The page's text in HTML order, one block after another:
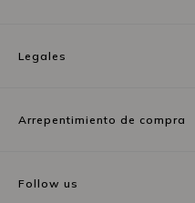
Legales
Arrepentimiento de compra
Follow us